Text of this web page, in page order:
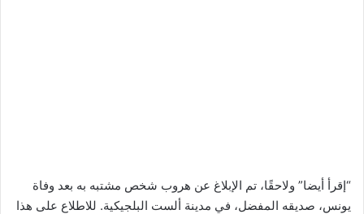
“إقرأ أيضا” ولاحقًا، تم الإبلاغ عن هروب شخص مشتبه به بعد وفاة
يونس، صديقه المفضل، في مدينة ألست البلجيكية. للاطلاع على هذا